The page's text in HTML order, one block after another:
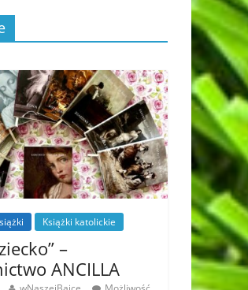
Książki katolickie
–
ANCILLA